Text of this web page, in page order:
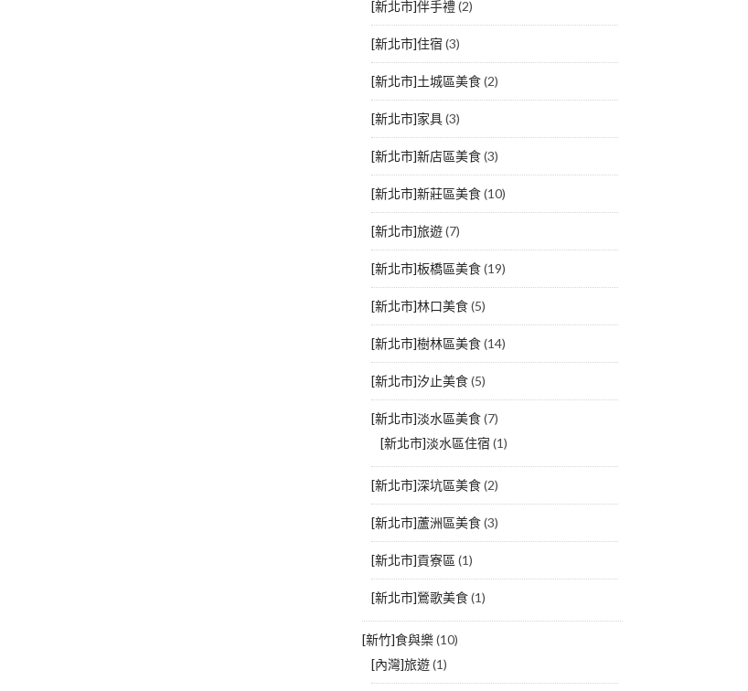
[新北市]伴手禮(2)
[新北市]住宿 (3)
[新北市]土城區美食(2)
[新北市]家具(3)
[新北市]新店區美食(3)
[新北市]新莊區美食(10)
[新北市]旅遊(7)
[新北市]板橋區美食(19)
[新北市]林口美食(5)
[新北市]樹林區美食(14)
[新北市]汐止美食(5)
[新北市]淡水區美食(7)
[新北市]淡水區住宿 (1)
[新北市]深坑區美食(2)
[新北市]蘆洲區美食(3)
[新北市]貢寮區 (1)
[新北市]鶯歌美食(1)
[新竹]食與樂(10)
[內灣]旅遊(1)